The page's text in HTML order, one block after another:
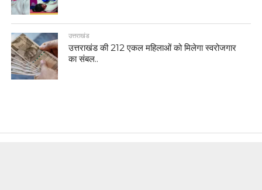
उत्तराखंड
उत्तराखंड की 212 एकल महिलाओं को मिलेगा स्वरोजगार
का संबल..